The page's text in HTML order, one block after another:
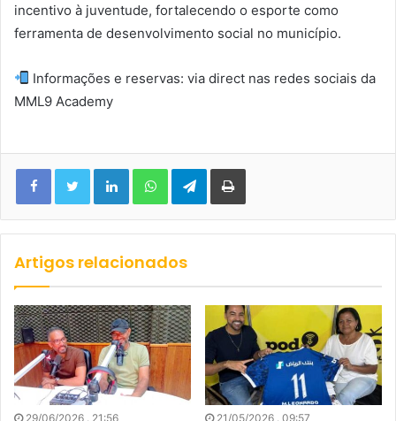
incentivo à juventude, fortalecendo o esporte como
ferramenta de desenvolvimento social no município.
Informações e reservas: via direct nas redes sociais da
MML9 Academy
FacebookTwitterLinkedinWhatsAppTelegramImprimir
Artigos relacionados
29/06/2026 . 21:56 21/05/2026 . 09:57